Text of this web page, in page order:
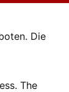
Die
The